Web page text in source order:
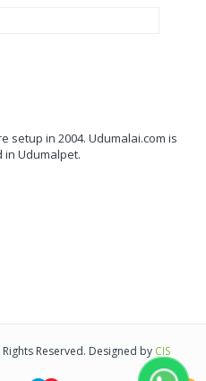
setup in 2004. Udumalai.com is
in Udumalpet.
Reserved. Designed by CIS